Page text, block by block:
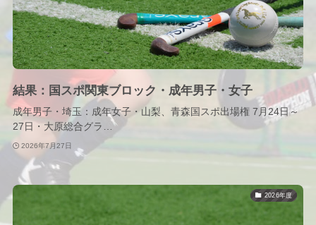
結果：国スポ関東ブロック・成年男子・女子
成年男子・埼玉：成年女子・山梨、青森国スポ出場権 7月24日～
27日・大原総合グラ…
2026年7月27日
2026年度